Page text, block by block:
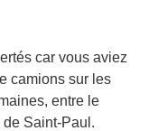
car vous aviez
camions sur les
entre le
Saint-Paul.